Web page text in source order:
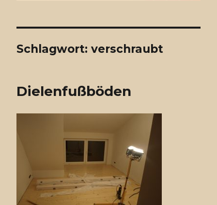
Schlagwort: verschraubt
Dielenfußböden